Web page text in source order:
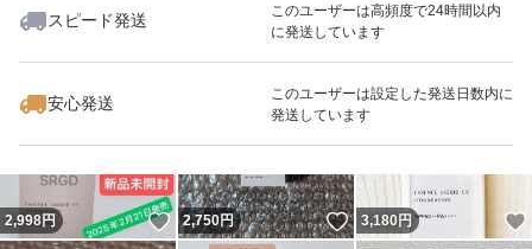
スピード発送
このユーザーは高頻度で24時間以内
に発送しています
安心発送
このユーザーは設定した発送日数内に
発送しています
いいね！
2,500
2,998円 いいね！
2,750円 いいね！
3,180円